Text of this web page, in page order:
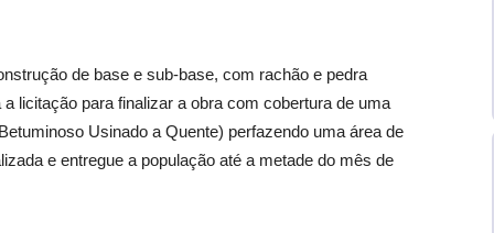
de base e sub-base, com rachão e pedra
licitação para finalizar a obra com cobertura de uma
Usinado a Quente) perfazendo uma área de
e entregue a população até a metade do mês de